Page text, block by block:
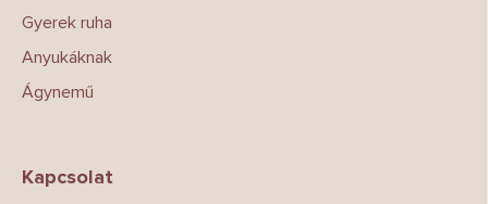
Gyerek ruha
Anyukáknak
Ágynemű
Kapcsolat